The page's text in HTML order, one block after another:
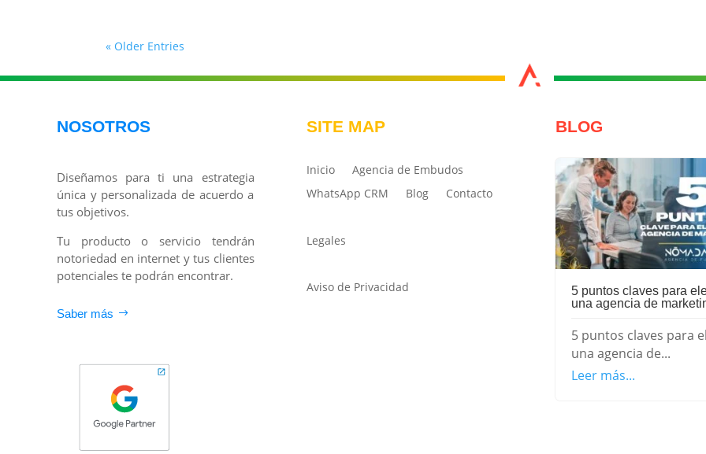
« Older Entries
NOSOTROS
Diseñamos para ti una estrategia
única y personalizada de acuerdo a
tus objetivos.
Tu producto o servicio tendrán
notoriedad en internet y tus clientes
potenciales te podrán encontrar.
Saber más
SITE MAP
Inicio
Agencia de Embudos
WhatsApp CRM
Blog Contacto
Legales
Aviso de Privacidad
BLOG
5 puntos claves para
una agencia de
5 puntos claves para
una agencia de...
Leer más...